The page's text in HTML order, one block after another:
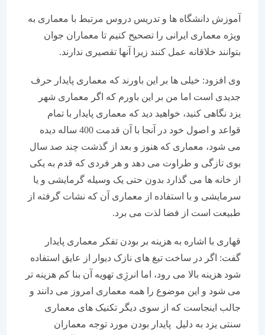
آموزش دانشگاه ها و تدریس دروس مرتبط با معماری به
ویژه معماری ایرانی را تصحیح کنیم تا معماران جوان
بتوانند خلاقانه عمل کنند زیرا آنها تقصیری ندارند.
وی افزود: خیلی ها بر این باورند که معماری پایدار حرف
جدیدی است اما من بر این باورم که اگر معماری شهر
یزد نگاهی کنید، خواهید دید که معماری پایدار با تمام
قواعد و اصول خود در آنجا با آن قدمت 400 ساله دیده
می شود، معماری که هنوز و بعد از گذشت چند صد سال
بوی تازگی و طراوت می دهد و هر فردی که قدم به یکی
از خانه ها می گذارد بدون حتی یک وسیله گرمایشی و یا
سرمایشی و با استفاده از معماری آن که نشات گرفته از
طبیعت است از فضا لذت می برد.
قهاری با اشاره به هزینه بر بودن تفکر معماری پایدار
گفت: اگر در ساخت تیغ های نازک دیوار از عایق استفاده
شود هزینه بالا می رود، اما انرژِی تهویه آن بنا کم هزینه تر
می شود و این موضوع را همه معماری امروز می دانند و
جالب اینجاست که از سوی دیگر تکنیک های معماری
سنتی یزد به دلیل پایدار بودن مورد توجه معماران